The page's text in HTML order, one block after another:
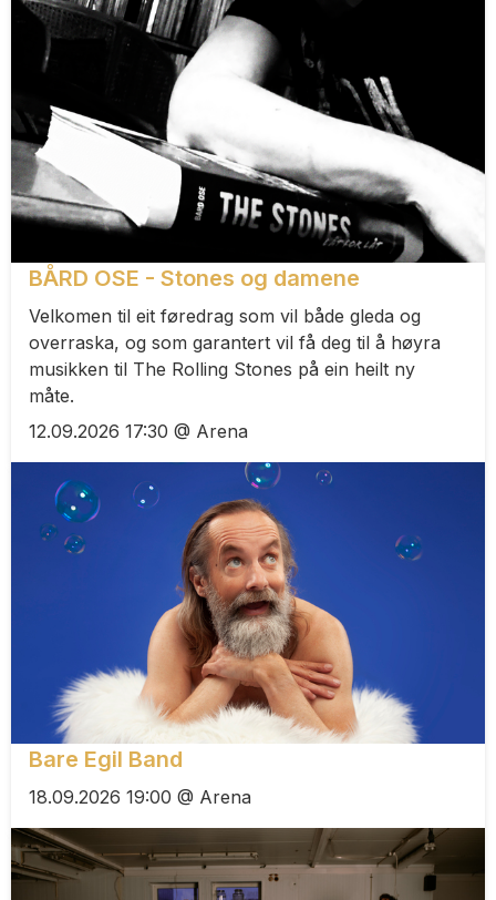
BÅRD OSE - Stones og damene
Velkomen til eit føredrag som vil både gleda og
overraska, og som garantert vil få deg til å høyra
musikken til The Rolling Stones på ein heilt ny
måte.
12.09.2026 17:30 @ Arena
Bare Egil Band
18.09.2026 19:00 @ Arena